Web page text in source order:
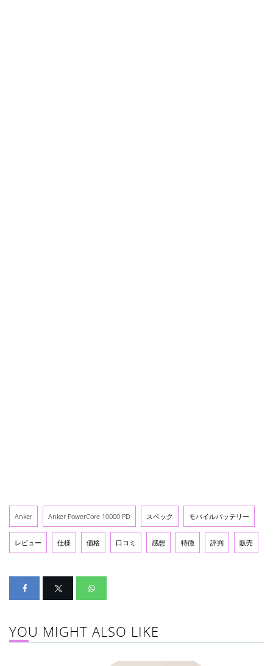
Anker Anker PowerCore 10000 PD スペック モバイルバッテリー
レビュー 仕様 価格 口コミ 感想 特徴 評判 販売
YOU MIGHT ALSO LIKE